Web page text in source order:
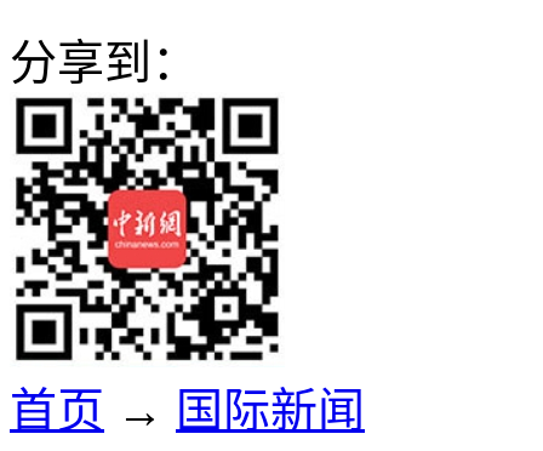
分享到：
首页 → 国际新闻